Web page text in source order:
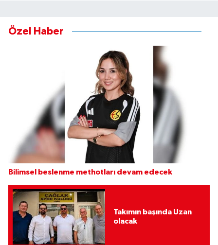
Özel Haber
Bilimsel beslenme methotları devam edecek
Takımın başında Uzan
olacak